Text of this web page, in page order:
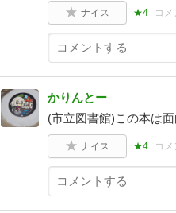
ナイス ★4 コ
かりんとー
(市立図書館)この本は
ナイス ★4 コ